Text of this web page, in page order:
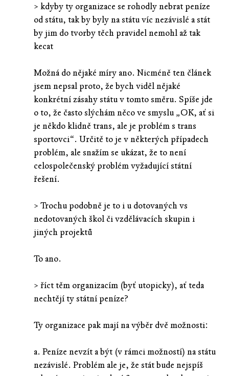
> kdyby ty organizace se rohodly nebrat peníze
od státu, tak by byly na státu víc nezávislé a stát
by jim do tvorby těch pravidel nemohl až tak
kecat
Možná do nějaké míry ano. Nicméně ten článek
jsem nepsal proto, že bych viděl nějaké
konkrétní zásahy státu v tomto směru. Spíše jde
o to, že často slýchám něco ve smyslu „OK, ať si
je někdo klidně trans, ale je problém s trans
sportovci“. Určitě to je v některých případech
problém, ale snažím se ukázat, že to není
celospolečenský problém vyžadující státní
řešení.
> Trochu podobně je to i u dotovaných vs
nedotovaných škol či vzdělávacích skupin i
jiných projektů
To ano.
> říct těm organizacím (byť utopicky), ať teda
nechtějí ty státní peníze?
Ty organizace pak mají na výběr dvě možnosti:
a. Peníze nevzít a být (v rámci možností) na státu
nezávislé. Problém ale je, že stát bude nejspíš